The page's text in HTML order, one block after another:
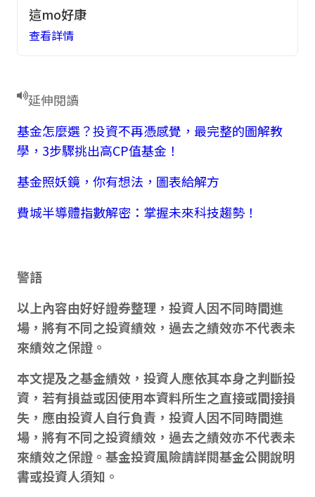
這mo好康
查看詳情
延伸閱讀
基金怎麼選？投資不再憑感覺，最完整的圖解教
學，3步驟挑出高CP值基金！
基金照妖鏡，你有想法，圖表給解方
費城半導體指數解密：掌握未來科技趨勢！
警語
以上內容由好好證券整理，投資人因不同時間進
場，將有不同之投資績效，過去之績效亦不代表未
來績效之保證。
本文提及之基金績效，投資人應依其本身之判斷投
資，若有損益或因使用本資料所生之直接或間接損
失，應由投資人自行負責，投資人因不同時間進
場，將有不同之投資績效，過去之績效亦不代表未
來績效之保證。基金投資風險請詳閱基金公開說明
書或投資人須知。